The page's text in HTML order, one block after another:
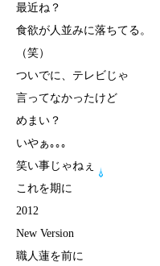
最近ね？
食欲が人並みに落ちてる。
（笑）
ついでに、テレビじゃ
言ってなかったけど
めまい？
いやぁ｡｡｡
笑い事じゃねぇ
これを期に
2012
New Version
職人蓮を前に